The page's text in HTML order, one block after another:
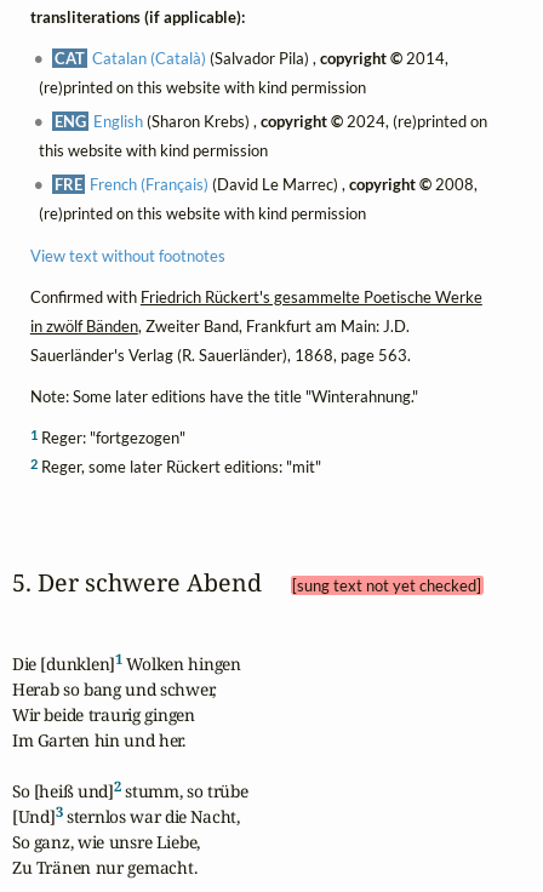
transliterations (if applicable):
CAT Catalan (Català) (Salvador Pila) ,copyright ©2014,
(re)printed on this website with kind permission
ENG English(Sharon Krebs) ,copyright ©2024, (re)printed on
this website with kind permission
FRE French (Français) (David Le Marrec) ,copyright ©2008,
(re)printed on this website with kind permission
View text without footnotes
Confirmed with Friedrich Rückert's gesammelte Poetische Werke
in zwölf Bänden, Zweiter Band, Frankfurt am Main: J.D.
Sauerländer's Verlag (R. Sauerländer), 1868, page 563.
Note: Some later editions have the title "Winterahnung."
1Reger: "fortgezogen"
2Reger, some later Rückert editions: "mit"
5. Der schwere Abend [sung text not yet checked]
Die [dunklen]1 Wolken hingen
Herab so bang und schwer,
Wir beide traurig gingen
Im Garten hin und her.
So [heiß und]2 stumm, so trübe
[Und]3 sternlos war die Nacht,
So ganz, wie unsre Liebe,
Zu Tränen nur gemacht.